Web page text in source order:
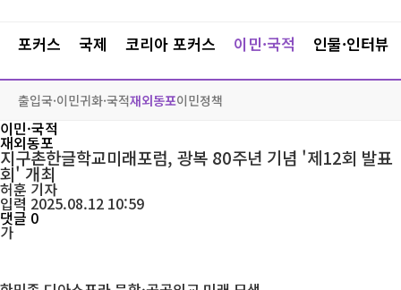
포커스 국제 코리아 포커스 이민·국적 인물·인터뷰
출입국·이민귀화·국적재외동포이민정책
이민·국적
재외동포
지구촌한글학교미래포럼, 광복 80주년 기념 '제12회 발표
회' 개최
허훈 기자
입력 2025.08.12 10:59
댓글 0
가